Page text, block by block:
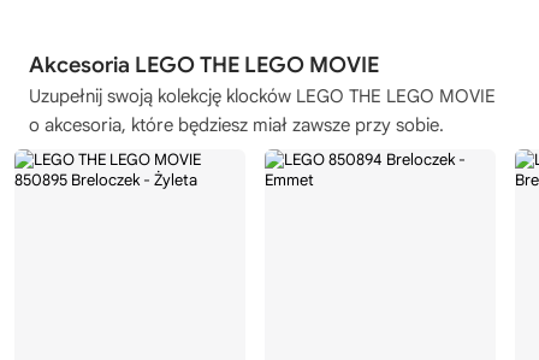
Akcesoria LEGO THE LEGO MOVIE
Uzupełnij swoją kolekcję klocków LEGO THE LEGO MOVIE
o akcesoria, które będziesz miał zawsze przy sobie.